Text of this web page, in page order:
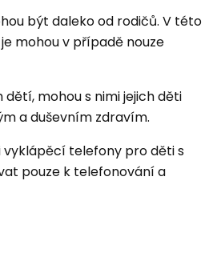
být daleko od rodičů. V této
mohou v případě nouze
mohou s nimi jejich děti
a duševním zdravím.
vyklápěcí telefony pro děti s
pouze k telefonování a